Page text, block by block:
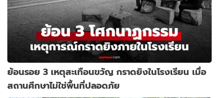
ย้อนรอย 3 เหตุสะเทือนขวัญ กราดยิงในโรงเรียน เมื่อ
สถานศึกษาไม่ใช่พื้นที่ปลอดภัย